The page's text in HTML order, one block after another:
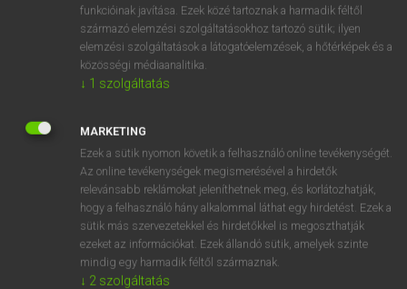
OOOOPS!
SZOTAR.NET APPLIKÁCIÓ
MICROSOFT OFFICE BŐVÍTMÉNY
BEÉPÜLŐ SZÓTÁRMODUL
ONLINE NYELVVIZSGA
funkcióinak javítása. Ezek közé tartoznak a harmadik féltől
származó elemzési szolgáltatásokhoz tartozó sütik; ilyen
elemzési szolgáltatások a látogatóelemzések, a hőtérképek és a
közösségi médiaanalitika.
↓ 1 szolgáltatás
MARKETING
Ezek a sütik nyomon követik a felhasználó online tevékenységét.
Az online tevékenységek megismerésével a hirdetők
relevánsabb reklámokat jeleníthetnek meg, és korlátozhatják,
hogy a felhasználó hány alkalommal láthat egy hirdetést. Ezek a
sütik más szervezetekkel és hirdetőkkel is megoszthatják
ezeket az információkat. Ezek állandó sütik, amelyek szinte
mindig egy harmadik féltől származnak.
↓ 2 szolgáltatás